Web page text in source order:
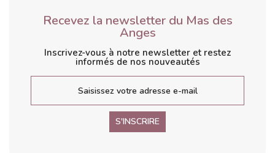
Recevez la newsletter du Mas des
Anges
Inscrivez-vous à notre newsletter et restez
informés de nos nouveautés
S'INSCRIRE